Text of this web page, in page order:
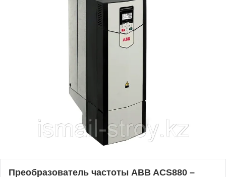
Преобразователь частоты ABB ACS880 –